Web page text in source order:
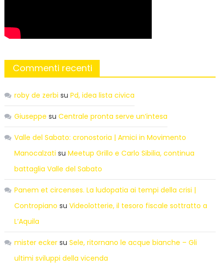
Commenti recenti
roby de zerbi su Pd, idea lista civica
Giuseppe su Centrale pronta serve un’intesa
Valle del Sabato: cronostoria | Amici in Movimento
Manocalzati su Meetup Grillo e Carlo Sibilia, continua
battaglia Valle del Sabato
Panem et circenses. La ludopatia ai tempi della crisi |
Contropiano su Videolotterie, il tesoro fiscale sottratto a
L’Aquila
mister eckersu Sele, ritornano le acque bianche – Gli
ultimi sviluppi della vicenda